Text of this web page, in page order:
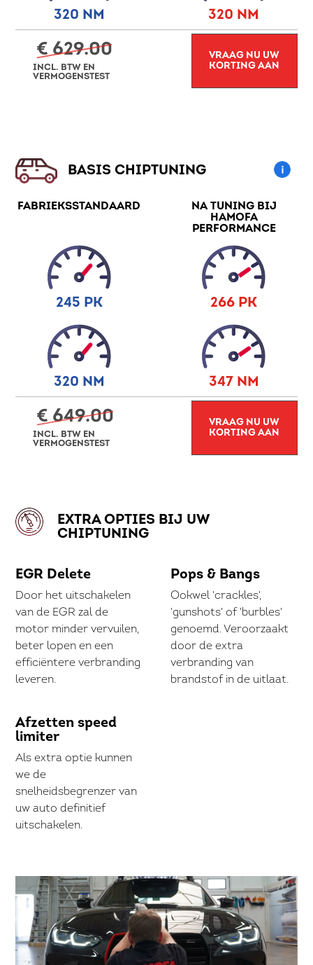
320 NM 320 NM
€ 629.00
INCL. BTW EN
VERMOGENSTEST
VRAAG NU UW
KORTING AAN
BASIS CHIPTUNING
FABRIEKSSTANDAARD
NA TUNING BIJ
HAMOFA
PERFORMANCE
245 PK
320 NM
266 PK
347 NM
€ 649.00
INCL. BTW EN
VERMOGENSTEST
VRAAG NU UW
KORTING AAN
EXTRA OPTIES BIJ UW
CHIPTUNING
EGR Delete
Door het uitschakelen
van de EGR zal de
motor minder vervuilen,
beter lopen en een
efficiëntere verbranding
leveren.
Pops & Bangs
Ookwel 'crackles',
'gunshots' of 'burbles'
genoemd. Veroorzaakt
door de extra
verbranding van
brandstof in de uitlaat.
Afzetten speed
limiter
Als extra optie kunnen
we de
snelheidsbegrenzer van
uw auto definitief
uitschakelen.